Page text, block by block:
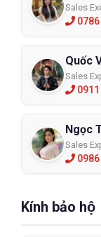
Sales
Quốc
Sales
0911
Ngọc
Sales
Kính bảo hộ